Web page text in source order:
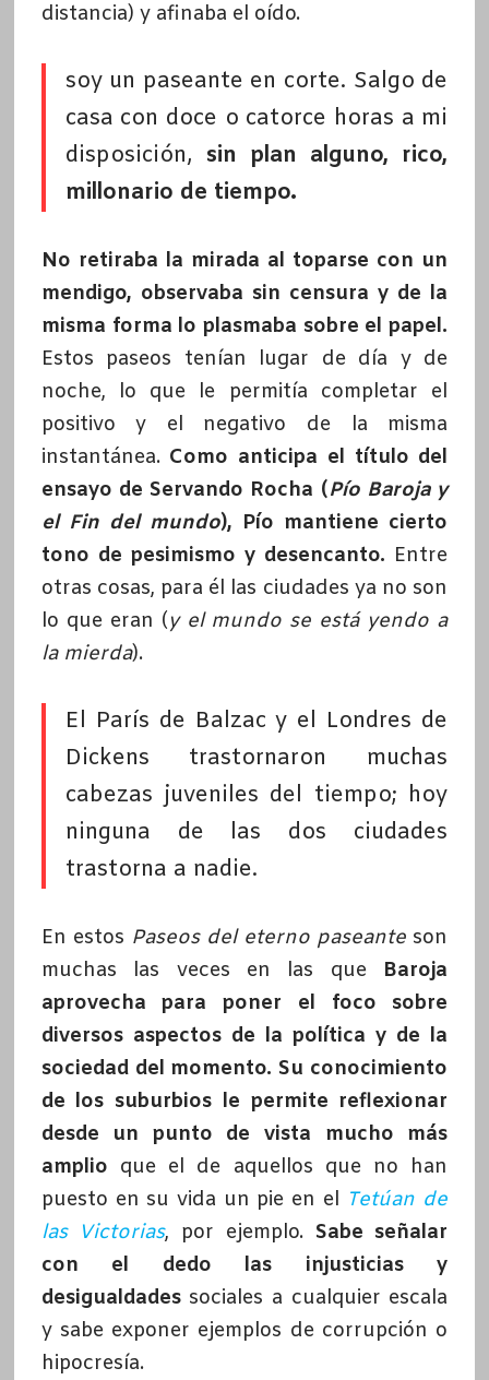
distancia) y afinaba el oído.
soy un paseante en corte. Salgo de
casa con doce o catorce horas a mi
disposición, sin plan alguno, rico,
millonario de tiempo.
No retiraba la mirada al toparse con un
mendigo, observaba sin censura y de la
misma forma lo plasmaba sobre el papel.
Estos paseos tenían lugar de día y de
noche, lo que le permitía completar el
positivo y el negativo de la misma
instantánea. Como anticipa el título del
ensayo de Servando Rocha (Pío Baroja y
el Fin del mundo), Pío mantiene cierto
tono de pesimismo y desencanto. Entre
otras cosas, para él las ciudades ya no son
lo que eran (y el mundo se está yendo a
la mierda).
El París de Balzac y el Londres de
Dickens trastornaron muchas
cabezas juveniles del tiempo; hoy
ninguna de las dos ciudades
trastorna a nadie.
En estos Paseos del eterno paseante son
muchas las veces en las que Baroja
aprovecha para poner el foco sobre
diversos aspectos de la política y de la
sociedad del momento. Su conocimiento
de los suburbios le permite reflexionar
desde un punto de vista mucho más
amplio que el de aquellos que no han
puesto en su vida un pie en el Tetúan de
las Victorias, por ejemplo. Sabe señalar
con el dedo las injusticias y
desigualdadessociales a cualquier escala
y sabe exponer ejemplos de corrupción o
hipocresía.